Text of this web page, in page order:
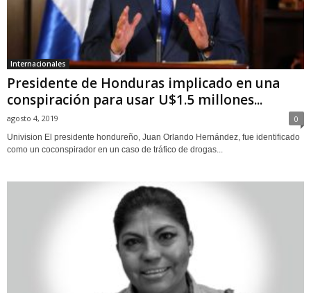
Internacionales
Presidente de Honduras implicado en una
conspiración para usar U$1.5 millones...
agosto 4, 2019 0
Univision El presidente hondureño, Juan Orlando Hernández, fue identificado
como un coconspirador en un caso de tráfico de drogas...